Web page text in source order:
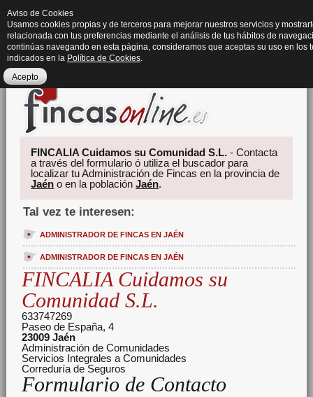
FINCALIA Cuidamos su Comunidad S.L. - Contacta
a través del formulario ó utiliza el buscador para
localizar tu Administración de Fincas en la provincia de
Jaén o en la poblaciónJaén.
Tal vez te interesen:
ADMINISTRADOR DE FINCAS EN JAÉN
ADMINISTRADOR DE FINCAS EN JAÉN
FINCALIA Cuidamos su
Comunidad S.L.
633747269
Paseo de España, 4
23009 Jaén
Administración de Comunidades
Servicios Integrales a Comunidades
Correduría de Seguros
Formulario de Contacto
Aviso de Cookies
Usamos cookies propias y de terceros para mejorar nuestros servicios y
relacionada con tus preferencias mediante el análisis de tus hábitos de
continúas navegando en esta página, consideramos que aceptas su uso en los
indicados en la Política de Cookies.
Acepto